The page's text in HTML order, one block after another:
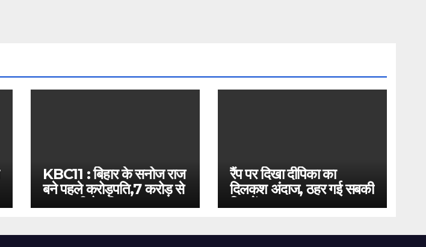
KBC11 : बिहार के सनोज राज
बने पहले करोड़पति,7 करोड़ से
बस इतनी है दूरी
रैंप पर दिखा दीपिका का
दिलकश अंदाज, ठहर गई सबकी
निगाहें